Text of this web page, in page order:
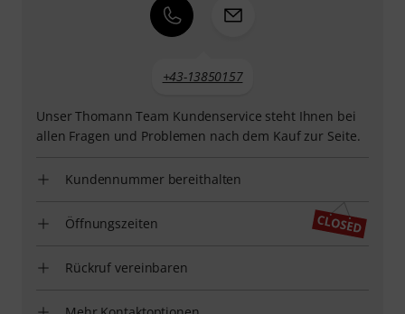
+43-13850157
Unser Thomann Team Kundenservice steht Ihnen bei
allen Fragen und Problemen nach dem Kauf zur Seite.
Kundennummer bereithalten
Öffnungszeiten
Rückruf vereinbaren